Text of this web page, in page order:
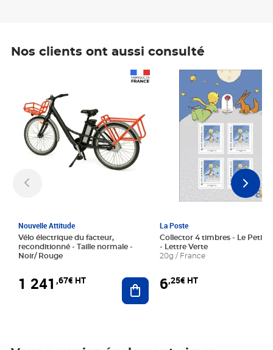
Nos clients ont aussi consulté
Nouvelle Attitude
Vélo électrique du facteur,
reconditionné - Taille normale -
Noir/ Rouge
1 241 ,67€ HT Ajouter au panier
La Poste
Collector 4 timbres - Le Petit
- Lettre Verte
20g / France
6,25€ HT
Prix 6,25€ HT